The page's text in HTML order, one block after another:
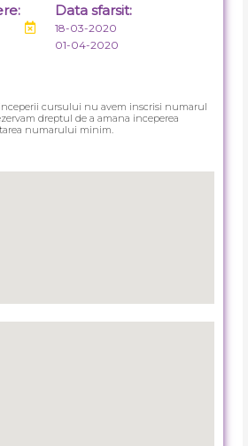
Data sfarsit:
18-03-2020
01-04-2020
cursului nu avem inscrisi numarul
dreptul de a amana inceperea
numarului minim.